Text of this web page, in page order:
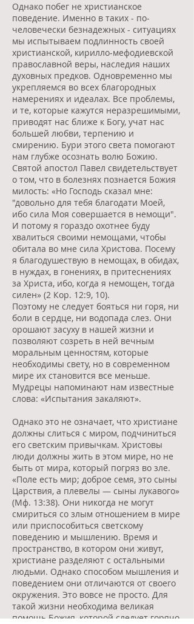
Однако побег не христианское
поведение. Именно в таких - по-
человечески безнадежных - ситуациях
мы испытываем подлинность своей
христианской, кирилло-мефодиевской
православной веры, наследия наших
духовных предков. Одновременно мы
укрепляемся во всех благородных
намерениях и идеалах. Все проблемы,
и те, которые кажутся неразрешимыми,
приводят нас ближе к Богу, учат нас
большей любви, терпению и
смирению. Бури этого света помогают
нам глубже осознать волю Божию.
Святой апостол Павел свидетельствует
о том, что в болезнях познается Божия
милость: «Но Господь сказал мне:
"довольно для тебя благодати Моей,
ибо сила Моя совершается в немощи".
И потому я гораздо охотнее буду
хвалиться своими немощами, чтобы
обитала во мне сила Христова. Посему
я благодушествую в немощах, в обидах,
в нуждах, в гонениях, в притеснениях
за Христа, ибо, когда я немощен, тогда
силен» (2 Кор. 12:9, 10).
Поэтому не следует бояться ни горя, ни
боли в сердце, ни водопада слез. Они
орошают засуху в нашей жизни и
позволяют созреть в ней вечным
моральным ценностям, которые
необходимы свету, но в современном
мире их становится все меньше.
Мудрецы напоминают нам известные
слова: «Испытания закаляют».
Однако это не означает, что христиане
должны слиться с миром, подчиниться
его светским привычкам. Христовы
люди должны жить в этом мире, но не
быть от мира, который погряз во зле.
«Поле есть мир; доброе семя, это сыны
Царствия, а плевелы — сыны лукавого»
(Мф. 13:38). Они никогда не могут
смириться со злым отношением в мире
или приспособиться светскому
поведению и мышлению. Время и
пространство, в котором они живут,
христиане разделяют с остальными
людьми. Однако способом мышления и
поведением они отличаются от своего
окружения. Это вовсе не просто. Для
такой жизни необходима великая
помощь Божия, которой следует горячо